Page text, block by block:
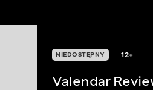
NIEDOSTĘPNY 12+
Valendar